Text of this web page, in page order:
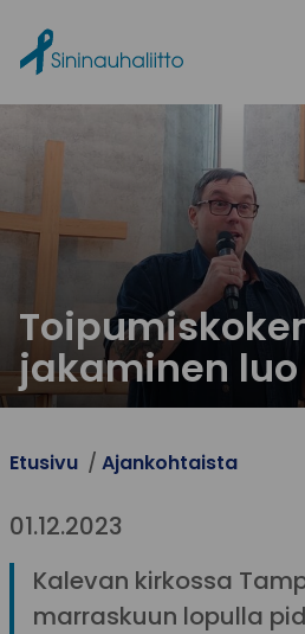
jakaminen
Etusivu Ajankohtaista
01.12.2023
Kalevan kirkossa
marraskuun lopulla